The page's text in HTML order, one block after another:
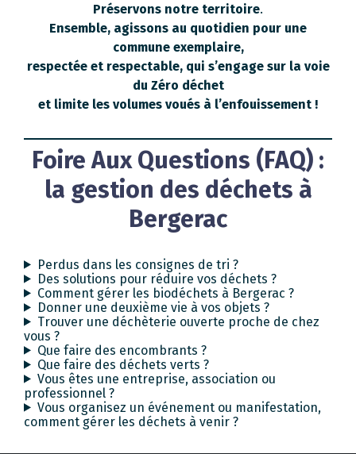
Préservons notre territoire.
Ensemble, agissons au quotidien pour une
commune exemplaire,
respectée et respectable, qui s’engage sur la voie
du Zéro déchet
et limite les volumes voués à l’enfouissement !
Foire Aux Questions (FAQ) :
la gestion des déchets à
Bergerac
Perdus dans les consignes de tri ?
Des solutions pour réduire vos déchets ?
Comment gérer les biodéchets à Bergerac ?
Donner une deuxième vie à vos objets ?
Trouver une déchèterie ouverte proche de chez
vous ?
Que faire des encombrants ?
Que faire des déchets verts ?
Vous êtes une entreprise, association ou
professionnel ?
Vous organisez un événement ou manifestation,
comment gérer les déchets à venir ?